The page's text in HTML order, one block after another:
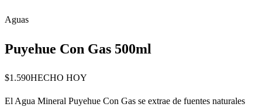
Aguas
Puyehue Con Gas 500ml
$1.590HECHO HOY
El Agua Mineral Puyehue Con Gas se extrae de fuentes naturales